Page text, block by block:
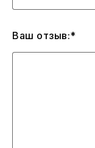
Ваш отзыв:*